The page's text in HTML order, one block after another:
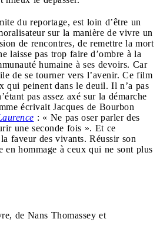
du reportage, est loin d’être un
sur la manière de vivre un
de rencontres, de remettre la mort
laisse pas trop faire d’ombre à la
humaine à ses devoirs. Car
de se tourner vers l’avenir. Ce film
qui peinent dans le deuil. Il n’a pas
pas assez axé sur la démarche
écrivait Jacques de Bourbon
: « Ne pas oser parler des
une seconde fois ». Et ce
faveur des vivants. Réussir son
en hommage à ceux qui ne sont plus
de Nans Thomassey et